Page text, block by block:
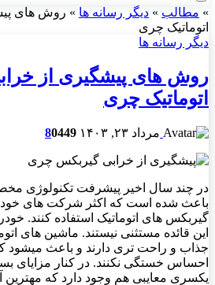
» مطالب » دیگر رسانه ها » روش های
اتوماتیک چری
دیگر رسانه ها
روش های پیشگیری از
اتوماتیک چری
مرداد ۲۳, ۱۴۰۳ 80449
در چند سال اخیر پیشرفت تکنولوژی
باعث شده است که اکثر شرکت های
گیربکس های اتوماتیک استفاده کنند.
این قائده مستثنی نیستند. ماشین های
جذاب و راحت تری دارند و باعث میشود
احساس خستگی نکنند. در کنار مزایای
یکسری معایبی هم وجود دارد که مهترین